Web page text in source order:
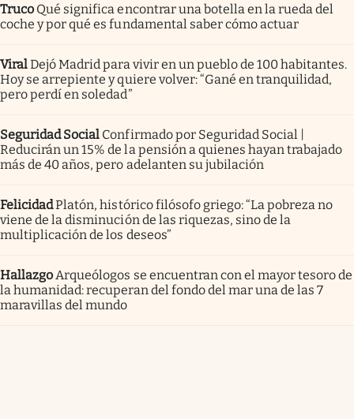
Truco Qué significa encontrar una botella en la rueda del
coche y por qué es fundamental saber cómo actuar
ViralDejó Madrid para vivir en un pueblo de 100 habitantes.
Hoy se arrepiente y quiere volver: “Gané en tranquilidad,
pero perdí en soledad”
Seguridad Social Confirmado por Seguridad Social |
Reducirán un 15% de la pensión a quienes hayan trabajado
más de 40 años, pero adelanten su jubilación
FelicidadPlatón, histórico filósofo griego: “La pobreza no
viene de la disminución de las riquezas, sino de la
multiplicación de los deseos”
Hallazgo Arqueólogos se encuentran con el mayor tesoro de
la humanidad: recuperan del fondo del mar una de las 7
maravillas del mundo